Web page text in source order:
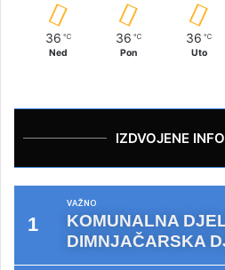
36 ℃
Ned
36 ℃
Pon
36 ℃
Uto
IZDVOJENE
VAŽNO
KOMUNALNA
DIMNJAČARSKA